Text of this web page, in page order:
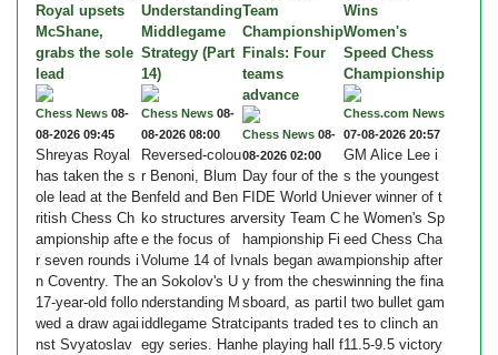
Royal upsets
McShane,
grabs the sole
lead
Chess News 08-
08-2026 09:45
Shreyas Royal
has taken the s
ole lead at the B
ritish Chess Ch
ampionship afte
r seven rounds i
n Coventry. The
17-year-old follo
wed a draw agai
nst Svyatoslav
Understanding
Middlegame
Strategy (Part
14)
Chess News 08-
08-2026 08:00
Reversed-colou
r Benoni, Blum
enfeld and Ben
ko structures ar
e the focus of
Volume 14 of Iv
an Sokolov's U
nderstanding M
iddlegame Strat
egy series. Han
Team
Championship
Finals: Four
teams
advance
Chess News 08-
08-2026 02:00
Day four of the
FIDE World Uni
versity Team C
hampionship Fi
nals began awa
y from the ches
sboard, as parti
cipants traded t
he playing hall f
Wins
Women's
Speed Chess
Championship
Chess.com News
07-08-2026 20:57
GM Alice Lee i
s the youngest
ever winner of t
he Women's Sp
eed Chess Cha
mpionship after
winning the fina
l two bullet gam
es to clinch an
11.5-9.5 victory